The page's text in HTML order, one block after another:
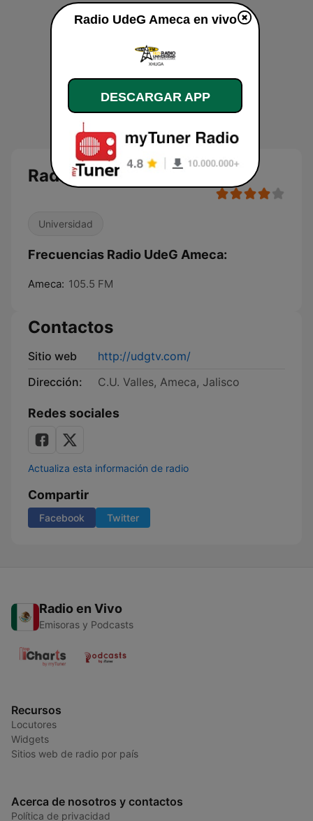
Radio UdeG Ameca en vivo
Universidad
Frecuencias Radio UdeG Ameca:
Ameca: 105.5 FM
Contactos
Sitio web
http://udgtv.com/
Dirección:
C.U. Valles, Ameca, Jalisco
Redes sociales
Actualiza esta información de radio
Compartir
Facebook Twitter
Radio en Vivo
Emisoras y Podcasts
Recursos
Locutores
Widgets
Sitios web de radio por país
Acerca de nosotros y contactos
Política de privacidad
Radio UdeG Ameca en vivo
DESCARGAR APP